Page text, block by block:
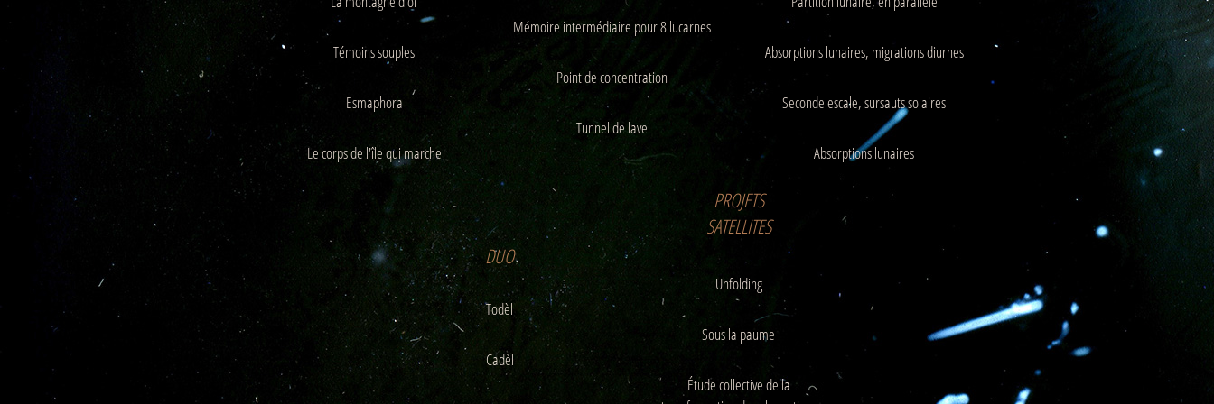
Production vidéo
Formation
Événements
1% œuvres dans l'espace public
Réseau documents d'artistes
Mémoire intermédiaire pour 8 lucarnes
Témoins souples
Absorptions lunaires, migrations diurnes
Point de concentration
Esmaphora
Seconde escale, sursauts solaires
Tunnel de lave
Le corps de l'île qui marche
Absorptions lunaires
PROJETS
SATELLITES
DUO
Unfolding
Todèl
Sous la paume
Cadèl
Étude collective de la